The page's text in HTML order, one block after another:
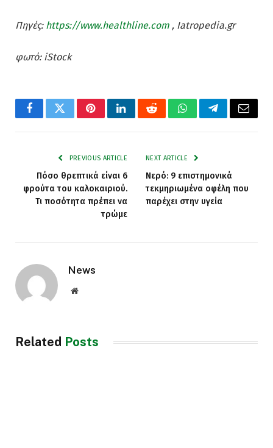
Πηγές: https://www.healthline.com , Iatropedia.gr
φωτό: iStock
FacebookTwitterPinterestLinkedInRedditWhatsAppTelegramEmail
PREVIOUS ARTICLE
Πόσο θρεπτικά είναι 6
φρούτα του καλοκαιριού.
Τι ποσότητα πρέπει να
τρώμε
NEXT ARTICLE
Νερό: 9 επιστημονικά
τεκμηριωμένα οφέλη που
παρέχει στην υγεία
News
Website
Related Posts